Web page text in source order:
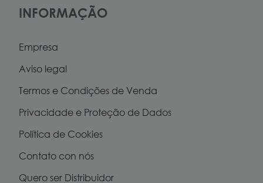
INFORMAÇÃO
Empresa
Aviso legal
Termos e Condições de Venda
Privacidade e Proteção de Dados
Política de Cookies
Contato con nós
Quero ser Distribuidor